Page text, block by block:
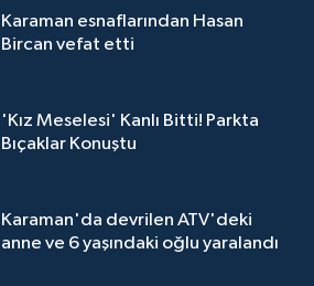
Karaman esnaflarından Hasan
Bircan vefat etti
'Kız Meselesi' Kanlı Bitti! Parkta
Bıçaklar Konuştu
Karaman'da devrilen ATV'deki
anne ve 6 yaşındaki oğlu yaralandı